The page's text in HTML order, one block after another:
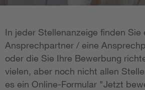
In jeder Stellenanzeige finden Sie
Ansprechpartner / eine
oder die Sie Ihre Bewerbung
vielen, aber noch nicht allen
es ein Online-Formular "Jetzt